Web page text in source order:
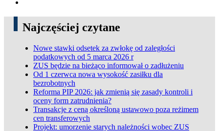
Najczęściej czytane
Nowe stawki odsetek za zwłokę od zaległości
podatkowych od 5 marca 2026 r
ZUS będzie na bieżąco informował o zadłużeniu
Od 1 czerwca nowa wysokość zasiłku dla
bezrobotnych
Reforma PIP 2026: jak zmienią się zasady kontroli i
oceny form zatrudnienia?
Transakcje z ceną określoną ustawowo poza reżimem
cen transferowych
Projekt: umorzenie starych należności wobec ZUS